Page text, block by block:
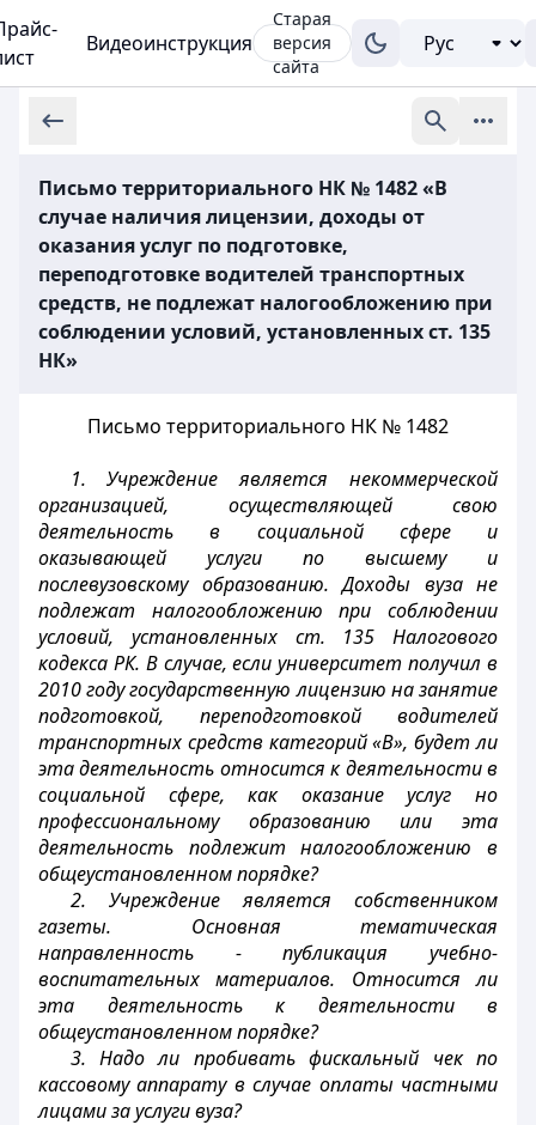
Видеоинструкция
Старая
версия
сайта
Письмо территориального НК № 1482 «В
случае наличия лицензии, доходы от
оказания услуг по подготовке,
переподготовке водителей транспортных
средств, не подлежат налогообложению при
соблюдении условий, установленных ст. 135
НК»
Письмо территориального НК № 1482
1. Учреждение является некоммерческой
организацией, осуществляющей свою
деятельность в социальной сфере и
оказывающей услуги по высшему и
послевузовскому образованию. Доходы вуза не
подлежат налогообложению при соблюдении
условий, установленных ст. 135 Налогового
кодекса РК. В случае, если университет получил в
2010 году государственную лицензию на занятие
подготовкой, переподготовкой водителей
транспортных средств категорий «В», будет ли
эта деятельность относится к деятельности в
социальной сфере, как оказание услуг но
профессиональному образованию или эта
деятельность подлежит налогообложению в
общеустановленном порядке?
2. Учреждение является собственником
газеты. Основная тематическая
направленность - публикация учебно-
воспитательных материалов. Относится ли
эта деятельность к деятельности в
общеустановленном порядке?
3. Надо ли пробивать фискальный чек по
кассовому аппарату в случае оплаты частными
лицами за услуги вуза?